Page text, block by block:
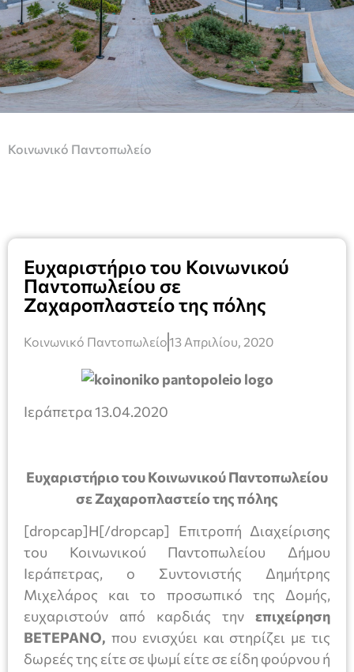
Κοινωνικό Παντοπωλείο
Ευχαριστήριο του Κοινωνικού
Παντοπωλείου σε
Ζαχαροπλαστείο της πόλης
Κοινωνικό Παντοπωλείο13 Απριλίου, 2020
Ιεράπετρα 13.04.2020
Ευχαριστήριο του Κοινωνικού Παντοπωλείου
σε Ζαχαροπλαστείο της πόλης
[dropcap]Η[/dropcap] Επιτροπή Διαχείρισης
του Κοινωνικού Παντοπωλείου Δήμου
Ιεράπετρας, ο Συντονιστής Δημήτρης
Μιχελάρος και το προσωπικό της Δομής,
ευχαριστούν από καρδιάς την επιχείρηση
ΒΕΤΕΡΑΝΟ, που ενισχύει και στηρίζει με τις
δωρεές της είτε σε ψωμί είτε σε είδη φούρνου ή